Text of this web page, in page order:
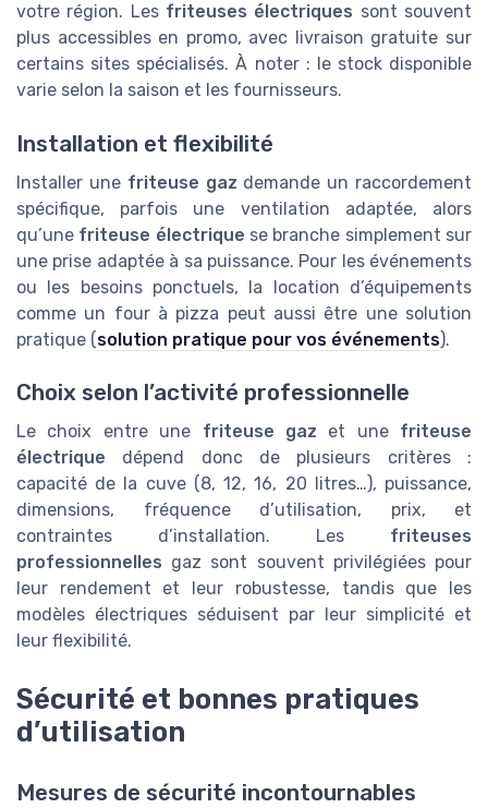
votre région. Les friteuses électriques sont souvent
plus accessibles en promo, avec livraison gratuite sur
certains sites spécialisés. À noter : le stock disponible
varie selon la saison et les fournisseurs.
Installation et flexibilité
Installer une friteuse gaz demande un raccordement
spécifique, parfois une ventilation adaptée, alors
qu’une friteuse électrique se branche simplement sur
une prise adaptée à sa puissance. Pour les événements
ou les besoins ponctuels, la location d’équipements
comme un four à pizza peut aussi être une solution
pratique (solution pratique pour vos événements).
Choix selon l’activité professionnelle
Le choix entre une friteuse gaz et une friteuse
électrique dépend donc de plusieurs critères :
capacité de la cuve (8, 12, 16, 20 litres…), puissance,
dimensions, fréquence d’utilisation, prix, et
contraintes d’installation. Les friteuses
professionnelles gaz sont souvent privilégiées pour
leur rendement et leur robustesse, tandis que les
modèles électriques séduisent par leur simplicité et
leur flexibilité.
Sécurité et bonnes pratiques
d’utilisation
Mesures de sécurité incontournables